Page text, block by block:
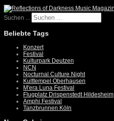
Suchen ...
Beliebte Tags
Konzert
Festival
Kulturpark Deutzen
NCN
Nocturnal Culture Night
Kulttempel Oberhausen
M'era Luna Festival
Flugplatz Drispenstedt Hildesheim
Amphi Festival
Tanzbrunnen Köln